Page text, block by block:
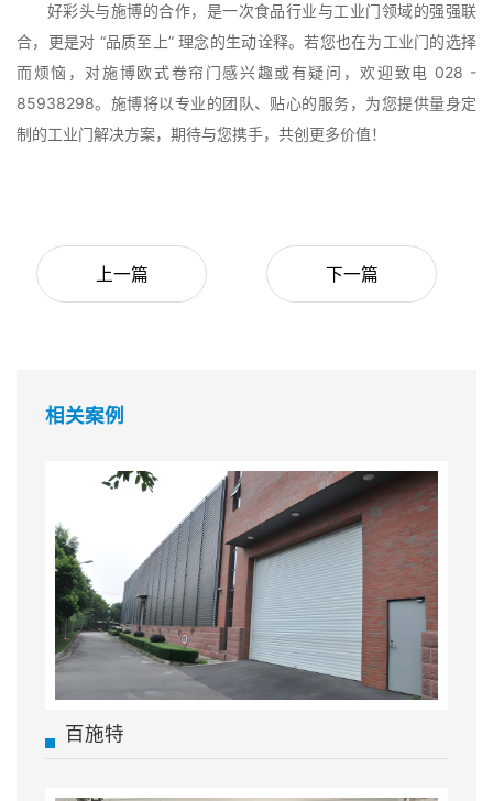
好彩头与施博的合作，是一次食品行业与工业门领域的强强联
合，更是对 “品质至上” 理念的生动诠释。若您也在为工业门的选择
而烦恼，对施博欧式卷帘门感兴趣或有疑问，欢迎致电 028 -
85938298。施博将以专业的团队、贴心的服务，为您提供量身定
制的工业门解决方案，期待与您携手，共创更多价值！
上一篇 下一篇
相关案例
百施特